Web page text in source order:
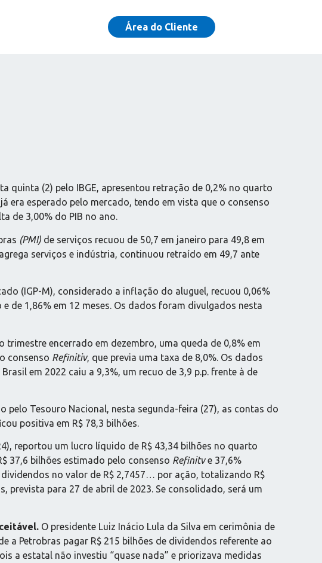
Área do Cliente
quinta (2) pelo IBGE, apresentou retração de 0,2% no quarto
era esperado pelo mercado, tendo em vista que o consenso
de 3,00% do PIB no ano.
(PMI) de serviços recuou de 50,7 em janeiro para 49,8 em
serviços e indústria, continuou retraído em 49,7 ante
(IGP-M), considerado a inflação do aluguel, recuou 0,06%
de 1,86% em 12 meses. Os dados foram divulgados nesta
trimestre encerrado em dezembro, uma queda de 0,8% em
consenso Refinitiv, que previa uma taxa de 8,0%. Os dados
em 2022 caiu a 9,3%, um recuo de 3,9 p.p. frente à de
pelo Tesouro Nacional, nesta segunda-feira (27), as contas do
positiva em R$ 78,3 bilhões.
reportou um lucro líquido de R$ 43,34 bilhões no quarto
37,6 bilhões estimado pelo consenso Refinitve 37,6%
no valor de R$ 2,7457… por ação, totalizando R$
prevista para 27 de abril de 2023. Se consolidado, será um
O presidente Luiz Inácio Lula da Silva em cerimônia de
a Petrobras pagar R$ 215 bilhões de dividendos referente ao
a estatal não investiu “quase nada” e priorizava medidas